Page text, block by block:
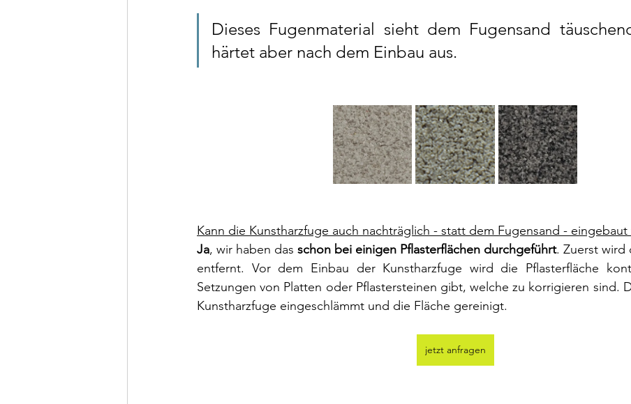
Dieses Fugenmaterial sieht dem Fugensand
härtet aber nach dem Einbau aus.
Kann die Kunstharzfuge auch nachträglich - statt dem Fugensand - eingebaut
Ja, wir haben das schon bei einigen Pflasterflächen durchgeführt. Zuerst wird
entfernt. Vor dem Einbau der Kunstharzfuge wird die Pflasterfläche
Setzungen von Platten oder Pflastersteinen gibt, welche zu korrigieren sind.
Kunstharzfuge eingeschlämmt und die Fläche gereinigt.
jetzt anfragen